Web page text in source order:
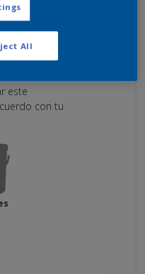
este
con tu
All